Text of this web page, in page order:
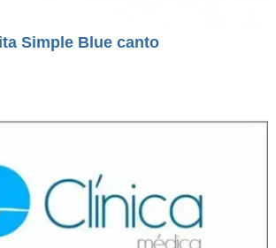
Simple Blue canto